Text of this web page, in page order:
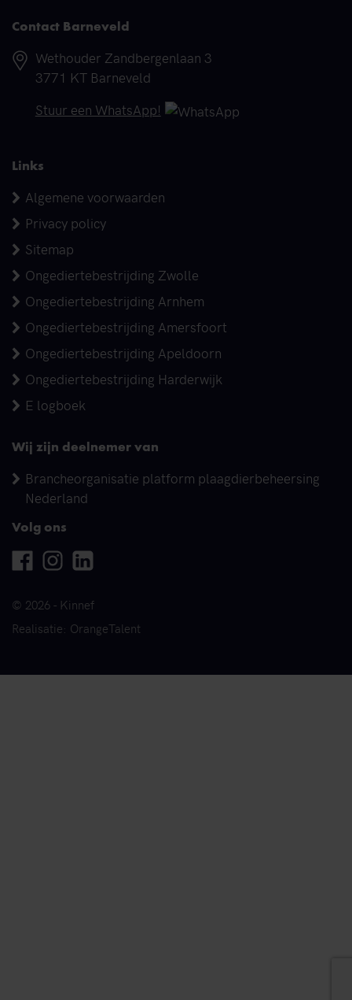
Contact Barneveld
Adres
Wethouder Zandbergenlaan 3
3771 KT Barneveld
Telefoonnummer
Stuur een WhatsApp!
Links
Algemene voorwaarden
Privacy policy
Sitemap
Ongediertebestrijding Zwolle
Ongediertebestrijding Arnhem
Ongediertebestrijding Amersfoort
Ongediertebestrijding Apeldoorn
Ongediertebestrijding Harderwijk
E logboek
Wij zijn deelnemer van
Brancheorganisatie platform plaagdierbeheersing
Nederland
Volg ons
Facebook
InstagramLinkedin
© 2026 - Kinnef
Realisatie: OrangeTalent